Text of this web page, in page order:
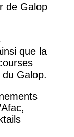
de Galop
que la
Galop.